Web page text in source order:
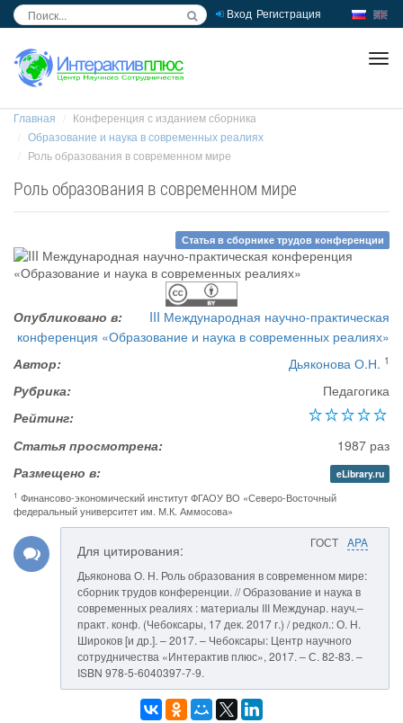
Вход Регистрация
Главная
Конференция с изданием сборника
Образование и наука в современных реалиях
Роль образования в современном мире
Роль образования в современном мире
Статья в сборнике трудов конференции
Опубликовано в:
III Международная научно-практическая
конференция «Образование и наука в современных реалиях»
Автор:
Дьяконова О.Н. 1
Рубрика:
Педагогика
Рейтинг:
Статья просмотрена:
1987 раз
Размещено в:
eLibrary.ru
1 Финансово-экономический институт ФГАОУ ВО «Северо-Восточный
федеральный университет им. М.К. Аммосова»
ГОСТ APA
Для цитирования:
Дьяконова О. Н. Роль образования в современном мире:
сборник трудов конференции. // Образование и наука в
современных реалиях : материалы III Междунар. науч.–
практ. конф. (Чебоксары, 17 дек. 2017 г.) / редкол.: О. Н.
Широков [и др.]. – 2017. – Чебоксары: Центр научного
сотрудничества «Интерактив плюс», 2017. – С. 82-83. –
ISBN 978-5-6040397-7-9.